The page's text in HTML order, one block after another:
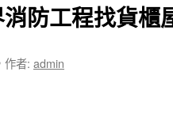
防工程找貨櫃
作者: admin